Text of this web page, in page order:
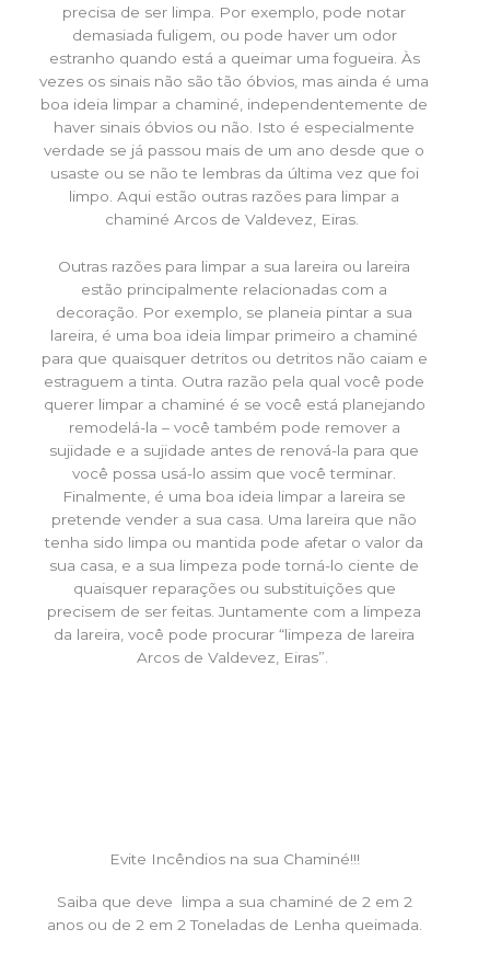
precisa de ser limpa. Por exemplo, pode notar
demasiada fuligem, ou pode haver um odor
estranho quando está a queimar uma fogueira. Às
vezes os sinais não são tão óbvios, mas ainda é uma
boa ideia limpar a chaminé, independentemente de
haver sinais óbvios ou não. Isto é especialmente
verdade se já passou mais de um ano desde que o
usaste ou se não te lembras da última vez que foi
limpo. Aqui estão outras razões para limpar a
chaminé Arcos de Valdevez, Eiras.
Outras razões para limpar a sua lareira ou lareira
estão principalmente relacionadas com a
decoração. Por exemplo, se planeia pintar a sua
lareira, é uma boa ideia limpar primeiro a chaminé
para que quaisquer detritos ou detritos não caiam e
estraguem a tinta. Outra razão pela qual você pode
querer limpar a chaminé é se você está planejando
remodelá-la – você também pode remover a
sujidade e a sujidade antes de renová-la para que
você possa usá-lo assim que você terminar.
Finalmente, é uma boa ideia limpar a lareira se
pretende vender a sua casa. Uma lareira que não
tenha sido limpa ou mantida pode afetar o valor da
sua casa, e a sua limpeza pode torná-lo ciente de
quaisquer reparações ou substituições que
precisem de ser feitas. Juntamente com a limpeza
da lareira, você pode procurar “limpeza de lareira
Arcos de Valdevez, Eiras”.
Evite Incêndios na sua Chaminé!!!
Saiba que deve limpa a sua chaminé de 2 em 2
anos ou de 2 em 2 Toneladas de Lenha queimada.